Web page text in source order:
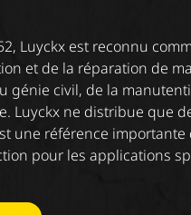
Luyckx est reconnu
et de la réparation de
génie civil, de la
Luyckx ne distribue que
une référence
pour les applications